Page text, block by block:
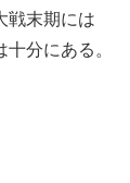
戦末期には
分にある。